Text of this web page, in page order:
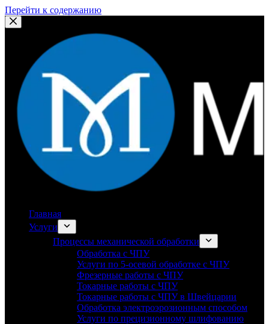
Перейти к содержанию
Главная
Услуги
Процессы механической обработки
Обработка с ЧПУ
Услуги по 5-осевой обработке с ЧПУ
Фрезерные работы с ЧПУ
Токарные работы с ЧПУ
Токарные работы с ЧПУ в Швейцарии
Обработка электроэрозионным способом
Услуги по прецизионному шлифованию